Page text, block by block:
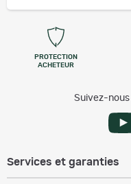
PROTECTION
ACHETEUR
Suivez-nous
Services et garanties